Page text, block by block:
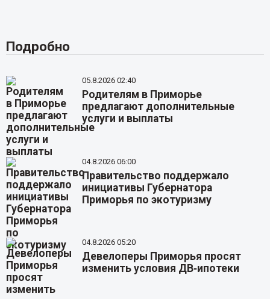
Подробно
05.8.2026 02:40
Родителям в Приморье
предлагают дополнительные
услуги и выплаты
04.8.2026 06:00
Правительство поддержало
инициативы Губернатора
Приморья по экотуризму
04.8.2026 05:20
Девелоперы Приморья просят
изменить условия ДВ‑ипотеки